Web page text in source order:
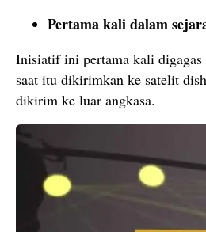
Pertama kali dalam
Inisiatif ini pertama kali
saat itu dikirimkan ke satelit
dikirim ke luar angkasa.